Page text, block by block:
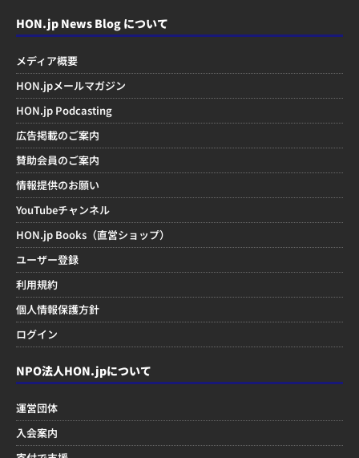
HON.jp News Blog について
メディア概要
HON.jpメールマガジン
HON.jp Podcasting
広告掲載のご案内
賛助会員のご案内
情報提供のお願い
YouTubeチャンネル
HON.jp Books（直営ショップ）
ユーザー登録
利用規約
個人情報保護方針
ログイン
NPO法人HON.jpについて
運営団体
入会案内